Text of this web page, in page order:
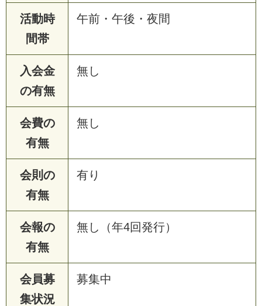
活動時
間帯
午前・午後・夜間
入会金
の有無
無し
会費の
有無
無し
会則の
有無
有り
会報の
有無
無し（年4回発行）
会員募
集状況
募集中